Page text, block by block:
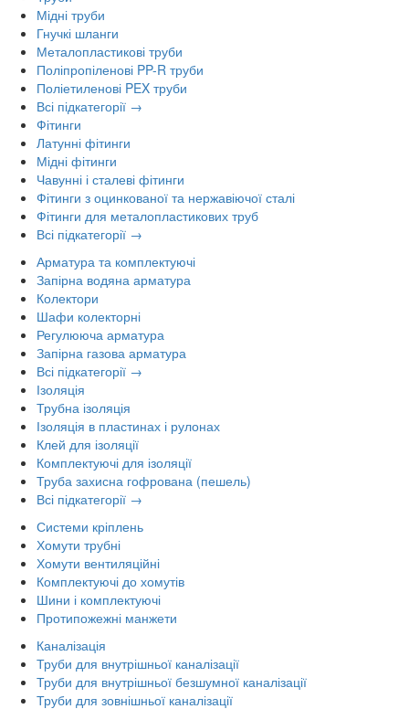
Мідні труби
Гнучкі шланги
Металопластикові труби
Поліпропіленові PP-R труби
Поліетиленові PEX труби
Всі підкатегорії →
Фітинги
Латунні фітинги
Мідні фітинги
Чавунні і сталеві фітинги
Фітинги з оцинкованої та нержавіючої сталі
Фітинги для металопластикових труб
Всі підкатегорії →
Арматура та комплектуючі
Запірна водяна арматура
Колектори
Шафи колекторні
Регулююча арматура
Запірна газова арматура
Всі підкатегорії →
Ізоляція
Трубна ізоляція
Ізоляція в пластинах і рулонах
Клей для ізоляції
Комплектуючі для ізоляції
Труба захисна гофрована (пешель)
Всі підкатегорії →
Системи кріплень
Хомути трубні
Хомути вентиляційні
Комплектуючі до хомутів
Шини і комплектуючі
Протипожежні манжети
Каналізація
Труби для внутрішньої каналізації
Труби для внутрішньої безшумної каналізації
Труби для зовнішньої каналізації